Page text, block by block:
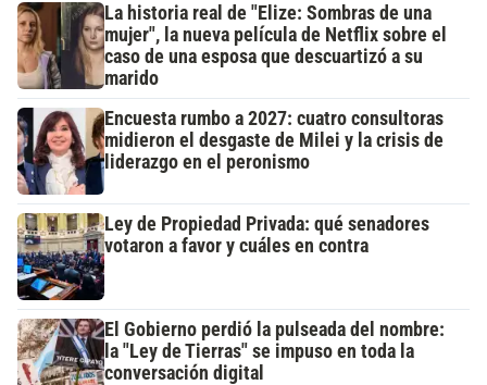
La historia real de "Elize: Sombras de una
mujer", la nueva película de Netflix sobre el
caso de una esposa que descuartizó a su
marido
Encuesta rumbo a 2027: cuatro consultoras
midieron el desgaste de Milei y la crisis de
liderazgo en el peronismo
Ley de Propiedad Privada: qué senadores
votaron a favor y cuáles en contra
El Gobierno perdió la pulseada del nombre:
la "Ley de Tierras" se impuso en toda la
conversación digital